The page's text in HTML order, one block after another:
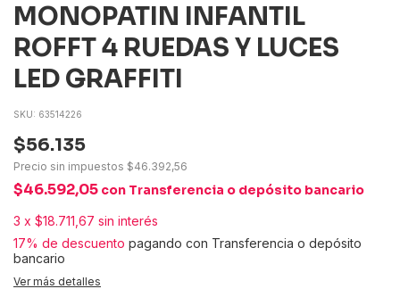
MONOPATIN INFANTIL
ROFFT 4 RUEDAS Y LUCES
LED GRAFFITI
SKU: 63514226
$56.135
Precio sin impuestos $46.392,56
$46.592,05 con Transferencia o depósito bancario
3 x $18.711,67 sin interés
17% de descuento pagando con Transferencia o depósito
bancario
Ver más detalles